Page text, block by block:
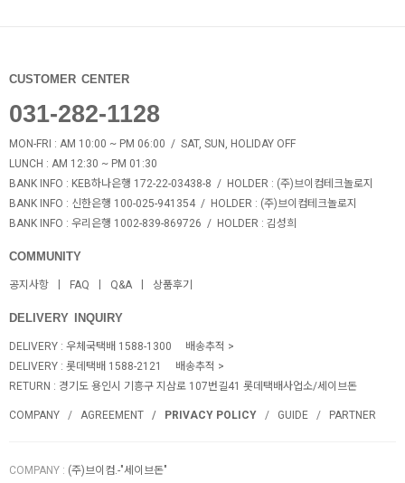
CUSTOMER CENTER
031-282-1128
MON-FRI : AM 10:00 ~ PM 06:00 / SAT, SUN, HOLIDAY OFF
LUNCH : AM 12:30 ~ PM 01:30
BANK INFO : KEB하나은행 172-22-03438-8 / HOLDER : (주)브이컴테크놀로지
BANK INFO : 신한은행 100-025-941354 / HOLDER : (주)브이컴테크놀로지
BANK INFO : 우리은행 1002-839-869726 / HOLDER : 김성희
COMMUNITY
공지사항 FAQ Q&A 상품후기
DELIVERY INQUIRY
DELIVERY : 우체국택배 1588-1300
배송추적
DELIVERY : 롯데택배 1588-2121
배송추적
RETURN : 경기도 용인시 기흥구 지삼로 107번길41 롯데택배사업소/세이브돈
COMPANY AGREEMENT PRIVACY POLICY GUIDE PARTNER
COMPANY : (주)브이컴.-"세이브돈"